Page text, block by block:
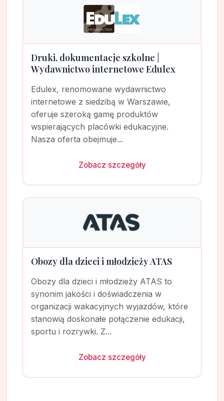
Druki, dokumentacje szkolne |
Wydawnictwo internetowe Edulex
Edulex, renomowane wydawnictwo
internetowe z siedzibą w Warszawie,
oferuje szeroką gamę produktów
wspierających placówki edukacyjne.
Nasza oferta obejmuje...
Zobacz szczegóły
Obozy dla dzieci i młodzieży ATAS
Obozy dla dzieci i młodzieży ATAS to
synonim jakości i doświadczenia w
organizacji wakacyjnych wyjazdów, które
stanowią doskonałe połączenie edukacji,
sportu i rozrywki. Z...
Zobacz szczegóły